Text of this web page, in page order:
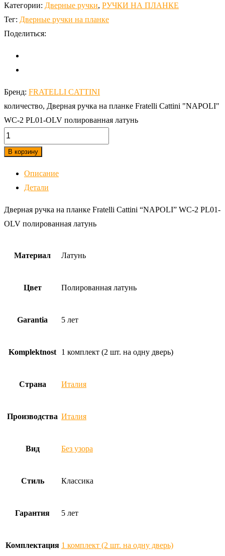
Категории: Дверные ручки, РУЧКИ НА ПЛАНКЕ
Тег: Дверные ручки на планке
Поделиться:
Бренд: FRATELLI CATTINI
количество, Дверная ручка на планке Fratelli Cattini "NAPOLI"
WC-2 PL01-OLV полированная латунь
В корзину
Описание
Детали
Дверная ручка на планке Fratelli Cattini “NAPOLI” WC-2 PL01-
OLV полированная латунь
Материал Латунь
Цвет Полированная латунь
Garantia 5 лет
Komplektnost 1 комплект (2 шт. на одну дверь)
Страна Италия
Производства Италия
Вид Без узора
Стиль Классика
Гарантия 5 лет
Комплектация 1 комплект (2 шт. на одну дверь)